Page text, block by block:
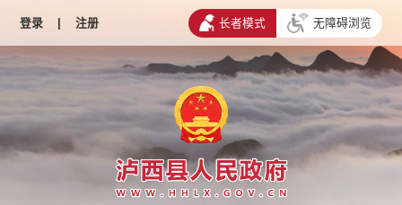
登录 | 注册 长者模式 无障碍浏览